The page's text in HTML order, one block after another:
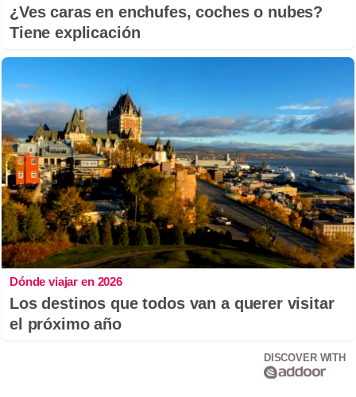
¿Ves caras en enchufes, coches o nubes?
Tiene explicación
Dónde viajar en 2026
Los destinos que todos van a querer visitar
el próximo año
DISCOVER WITH